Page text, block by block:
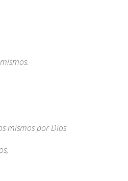
mismos por Dios